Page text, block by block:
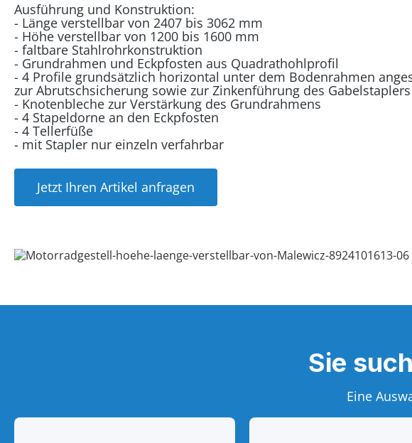
Ausführung und Konstruktion:
- Länge verstellbar von 2407 bis 3062 mm
- Höhe verstellbar von 1200 bis 1600 mm
- faltbare Stahlrohrkonstruktion
- Grundrahmen und Eckpfosten aus Quadrathohlprofil
- 4 Profile grundsätzlich horizontal unter dem Bodenrahmen
zur Abrutschsicherung sowie zur Zinkenführung des Gabelstaplers
- Knotenbleche zur Verstärkung des Grundrahmens
- 4 Stapeldorne an den Eckpfosten
- 4 Tellerfüße
- mit Stapler nur einzeln verfahrbar
Jetzt Ihren Artikel anfragen
Sie
Eine